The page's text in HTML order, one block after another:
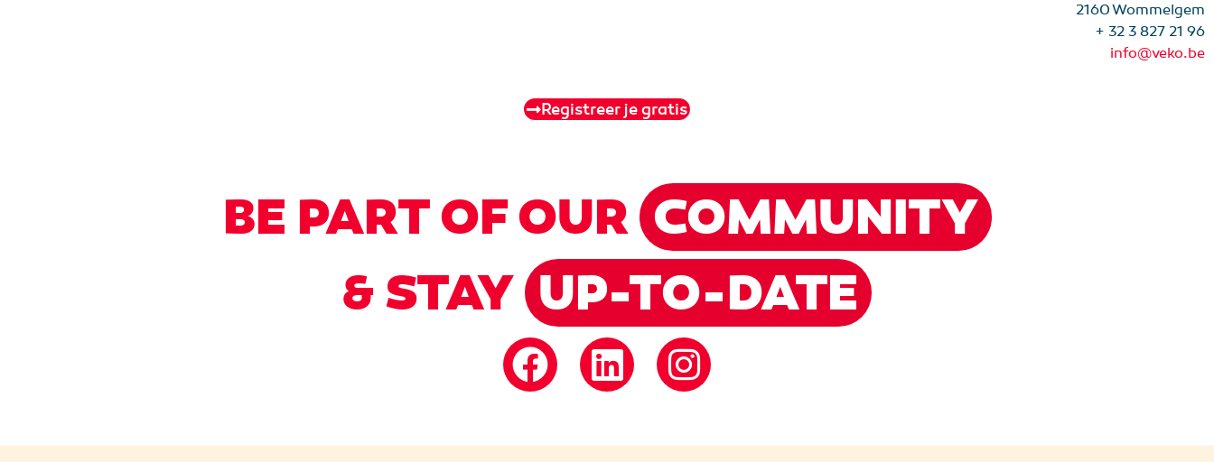
2160 Wommelgem
+ 32 3 827 21 96
info@veko.be
Registreer je gratis
BE PART OF OUR COMMUNITY
& STAY UP-TO-DATE